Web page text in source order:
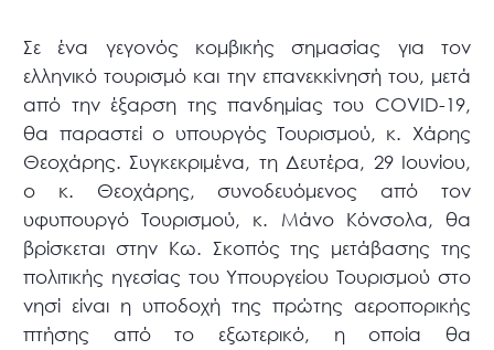
Σε ένα γεγονός κομβικής σημασίας για τον
ελληνικό τουρισμό και την επανεκκίνησή του, μετά
από την έξαρση της πανδημίας του COVID-19,
θα παραστεί ο υπουργός Τουρισμού, κ. Χάρης
Θεοχάρης. Συγκεκριμένα, τη Δευτέρα, 29 Ιουνίου,
ο κ. Θεοχάρης, συνοδευόμενος από τον
υφυπουργό Τουρισμού, κ. Μάνο Κόνσολα, θα
βρίσκεται στην Κω. Σκοπός της μετάβασης της
πολιτικής ηγεσίας του Υπουργείου Τουρισμού στο
νησί είναι η υποδοχή της πρώτης αεροπορικής
πτήσης από το εξωτερικό, η οποία θα